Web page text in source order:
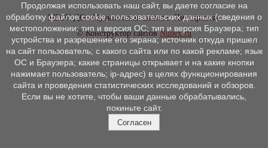
МБОУ ДО «Музыкальная школа г. Питкяранта»
© Конструктор сайтовNubex.ru
Продолжая использовать наш сайт, вы даете согласие на
обработку файлов cookie, пользовательских данных (сведения о
местоположении; тип и версия ОС; тип и версия Браузера; тип
устройства и разрешение его экрана; источник откуда пришел
на сайт пользователь; с какого сайта или по какой рекламе; язык
ОС и Браузера; какие страницы открывает и на какие кнопки
нажимает пользователь; ip-адрес) в целях функционирования
сайта и проведения статистических исследований и обзоров.
Если вы не хотите, чтобы ваши данные обрабатывались,
покиньте сайт.
Согласен